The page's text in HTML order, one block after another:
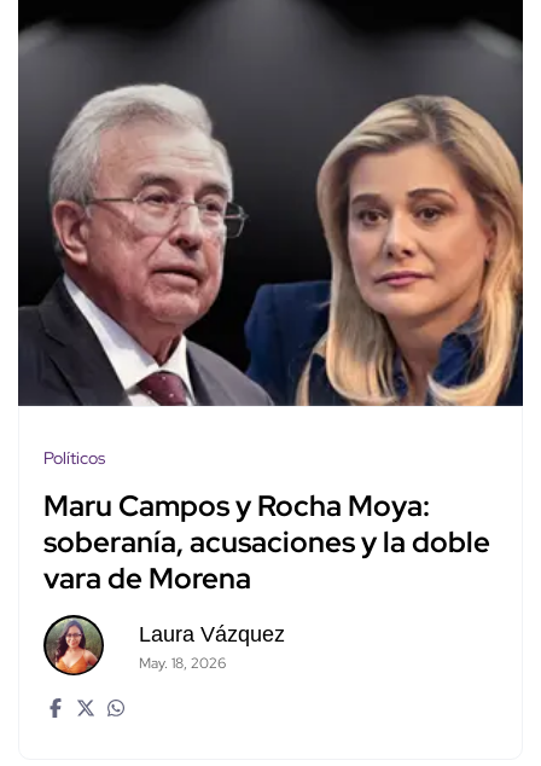
Políticos
Maru Campos y Rocha Moya:
soberanía, acusaciones y la doble
vara de Morena
Laura Vázquez
May. 18, 2026